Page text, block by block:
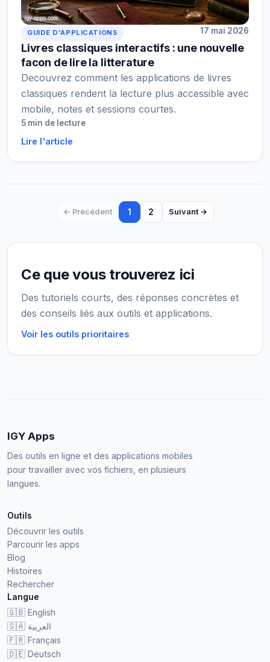
GUIDE D'APPLICATIONS 17 mai 2026
Livres classiques interactifs : une nouvelle
facon de lire la litterature
Decouvrez comment les applications de livres
classiques rendent la lecture plus accessible avec
mobile, notes et sessions courtes.
5 min de lecture
Lire l'article
← Précédent 1 2 Suivant →
Ce que vous trouverez ici
Des tutoriels courts, des réponses concrètes et
des conseils liés aux outils et applications.
Voir les outils prioritaires
IGY Apps
Des outils en ligne et des applications mobiles
pour travailler avec vos fichiers, en plusieurs
langues.
Outils
Découvrir les outils
Parcourir les apps
Blog
Histoires
Rechercher
Langue
🇬🇧 English
🇸🇦 العربية
🇫🇷 Français
🇩🇪 Deutsch